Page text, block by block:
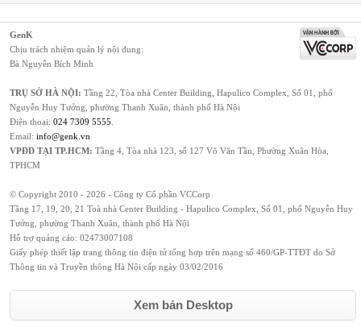
GenK
Chịu trách nhiệm quản lý nội dung:
Bà Nguyễn Bích Minh
TRỤ SỞ HÀ NỘI: Tầng 22, Tòa nhà Center Building, Hapulico Complex, Số 01, phố
Nguyễn Huy Tưởng, phường Thanh Xuân, thành phố Hà Nội
Điện thoại: 024 7309 5555
Email: info@genk.vn
VPĐD TẠI TP.HCM: Tầng 4, Tòa nhà 123, số 127 Võ Văn Tần, Phường Xuân Hòa,
TPHCM
© Copyright 2010 - 2026 - Công ty Cổ phần VCCorp
Tầng 17, 19, 20, 21 Toà nhà Center Building - Hapulico Complex, Số 01, phố Nguyễn Huy
Tưởng, phường Thanh Xuân, thành phố Hà Nội
Hỗ trợ quảng cáo: 02473007108
Giấy phép thiết lập trang thông tin điện tử tổng hợp trên mạng số 460/GP-TTĐT do Sở
Thông tin và Truyền thông Hà Nội cấp ngày 03/02/2016
Xem bản Desktop